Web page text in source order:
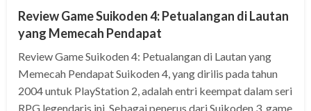
Review Game Suikoden 4: Petualangan di Lautan
yang Memecah Pendapat
Review Game Suikoden 4: Petualangan di Lautan yang
Memecah Pendapat Suikoden 4, yang dirilis pada tahun
2004 untuk PlayStation 2, adalah entri keempat dalam seri
RPG legendaris ini. Sebagai penerus dari Suikoden 3, game